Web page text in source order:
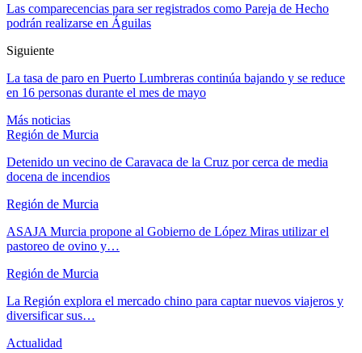
Las comparecencias para ser registrados como Pareja de Hecho
podrán realizarse en Águilas
Siguiente
La tasa de paro en Puerto Lumbreras continúa bajando y se reduce
en 16 personas durante el mes de mayo
Más noticias
Región de Murcia
Detenido un vecino de Caravaca de la Cruz por cerca de media
docena de incendios
Región de Murcia
ASAJA Murcia propone al Gobierno de López Miras utilizar el
pastoreo de ovino y…
Región de Murcia
La Región explora el mercado chino para captar nuevos viajeros y
diversificar sus…
Actualidad